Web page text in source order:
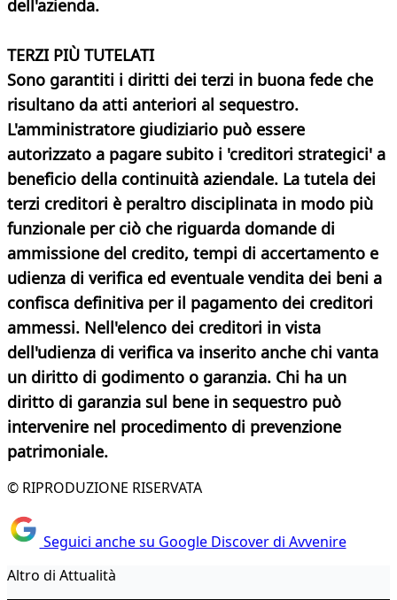
dell'azienda.
TERZI PIÙ TUTELATI
Sono garantiti i diritti dei terzi in buona fede che
risultano da atti anteriori al sequestro.
L'amministratore giudiziario può essere
autorizzato a pagare subito i 'creditori strategici' a
beneficio della continuità aziendale. La tutela dei
terzi creditori è peraltro disciplinata in modo più
funzionale per ciò che riguarda domande di
ammissione del credito, tempi di accertamento e
udienza di verifica ed eventuale vendita dei beni a
confisca definitiva per il pagamento dei creditori
ammessi. Nell'elenco dei creditori in vista
dell'udienza di verifica va inserito anche chi vanta
un diritto di godimento o garanzia. Chi ha un
diritto di garanzia sul bene in sequestro può
intervenire nel procedimento di prevenzione
patrimoniale.
© RIPRODUZIONE RISERVATA
Seguici anche su Google Discover di Avvenire
Altro di Attualità